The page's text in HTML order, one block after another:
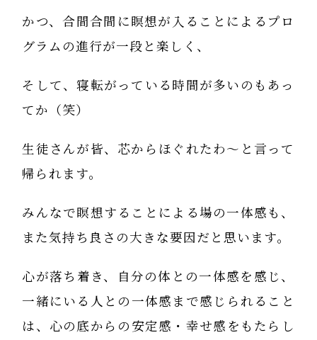
かつ、合間合間に瞑想が入ることによるプロ
グラムの進行が一段と楽しく、
そして、寝転がっている時間が多いのもあっ
てか（笑）
生徒さんが皆、芯からほぐれたわ～と言って
帰られます。
みんなで瞑想することによる場の一体感も、
また気持ち良さの大きな要因だと思います。
心が落ち着き、自分の体との一体感を感じ、
一緒にいる人との一体感まで感じられること
は、心の底からの安定感・幸せ感をもたらし